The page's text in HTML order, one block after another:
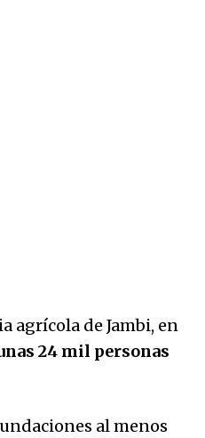
agrícola de Jambi, en
24 mil personas
al menos